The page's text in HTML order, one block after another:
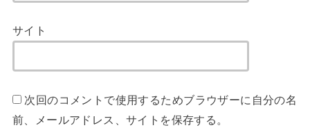
サイト
次回のコメントで使用するためブラウザーに自分の名
前、メールアドレス、サイトを保存する。